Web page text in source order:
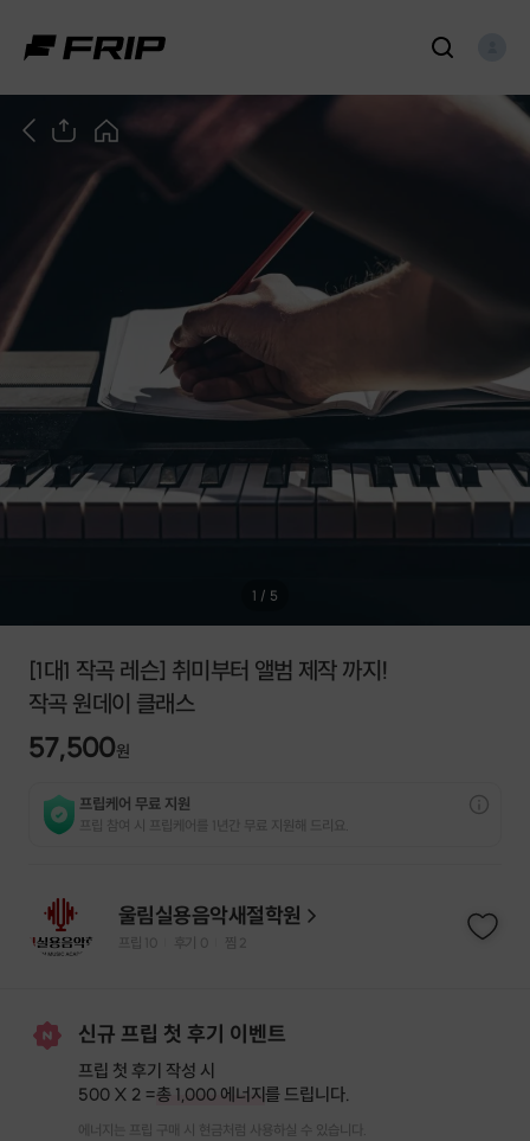
1 / 5
[1대1 작곡 레슨] 취미부터 앨범 제작 까지!
작곡 원데이 클래스
57,500원
프립케어 무료 지원
프립 참여 시 프립케어를 1년간 무료 지원해 드리요.
울림실용음악새절학원
프립 10 후기 0 찜 2
신규 프립 첫 후기 이벤트
프립 첫 후기 작성 시
500 X 2 =총 1,000 에너지를 드립니다.
에너지는 프립 구매 시 현금처럼 사용하실 수 있습니다.